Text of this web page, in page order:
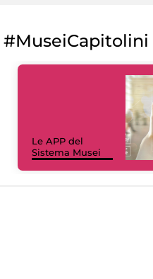
#MuseiCapitolini
Le APP del
Sistema Musei